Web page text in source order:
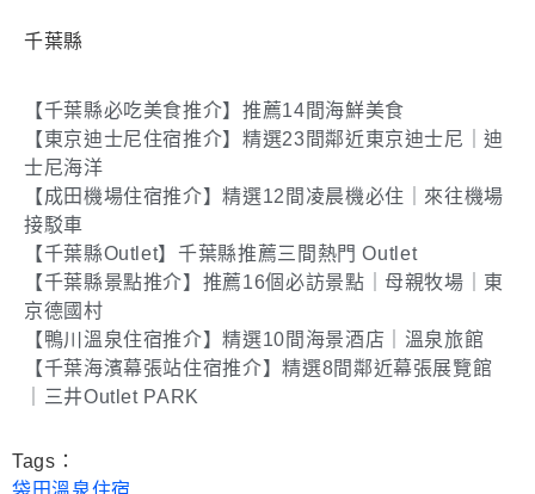
千葉縣
【千葉縣必吃美食推介】推薦14間海鮮美食
【東京迪士尼住宿推介】精選23間鄰近東京迪士尼｜迪
士尼海洋
【成田機場住宿推介】精選12間凌晨機必住｜來往機場
接駁車
【千葉縣Outlet】千葉縣推薦三間熱門 Outlet
【千葉縣景點推介】推薦16個必訪景點｜母親牧場｜東
京德國村
【鴨川溫泉住宿推介】精選10間海景酒店｜溫泉旅館
【千葉海濱幕張站住宿推介】精選8間鄰近幕張展覽館
｜三井Outlet PARK
Tags：